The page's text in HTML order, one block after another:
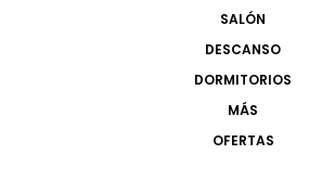
SALÓN
DESCANSO
DORMITORIOS
MÁS
OFERTAS